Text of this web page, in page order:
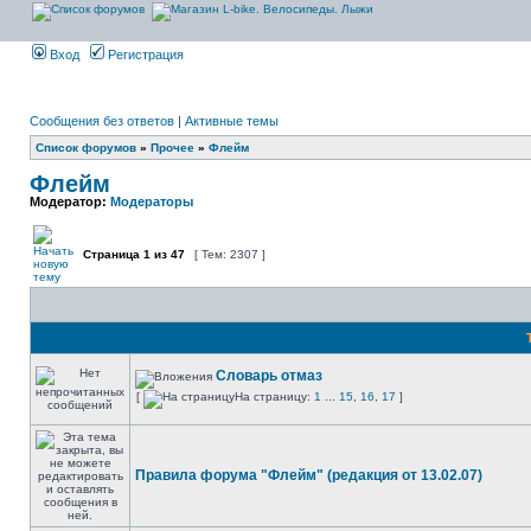
Вход Регистрация
Сообщения без ответов | Активные темы
Список форумов » Прочее » Флейм
Флейм
Модератор: Модераторы
Страница 1 из 47 [ Тем: 2307 ]
Словарь отмаз
[ На страницу: 1 15 16 17 ]
Правила форума "Флейм" (редакция от 13.02.07)